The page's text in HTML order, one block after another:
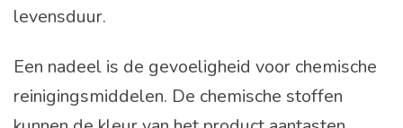
levensduur.
Een nadeel is de gevoeligheid voor chemische
reinigingsmiddelen. De chemische stoffen